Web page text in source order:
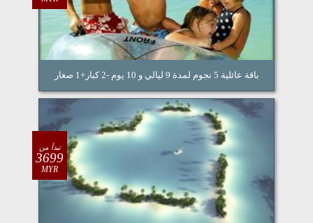
باقة عائلية 5 نجوم لمدة 9 ليالي و 10 يوم -2 كبار+1 صغار
تبدأ من
3699
MYR